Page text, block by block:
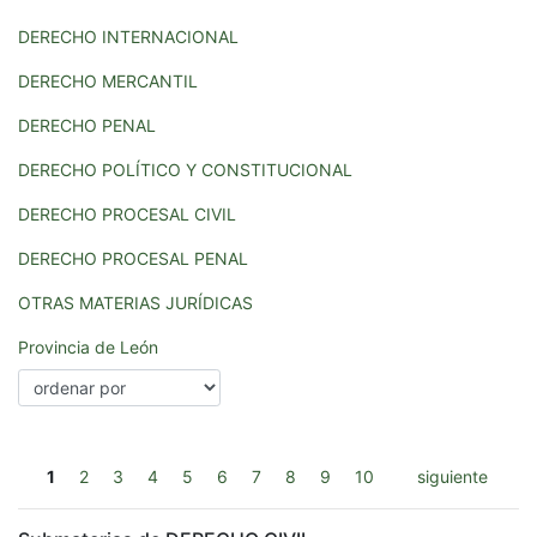
DERECHO INTERNACIONAL
DERECHO MERCANTIL
DERECHO PENAL
DERECHO POLÍTICO Y CONSTITUCIONAL
DERECHO PROCESAL CIVIL
DERECHO PROCESAL PENAL
OTRAS MATERIAS JURÍDICAS
Provincia de León
1 2 3 4 5 6 7 8 9 10 siguiente